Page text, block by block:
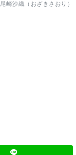
尾崎沙織（おざきさおり）